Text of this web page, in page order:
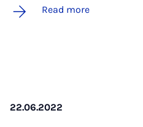
Read more
22.06.2022